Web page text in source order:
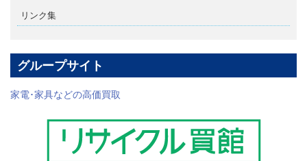
リンク集
グループサイト
家電･家具などの高価買取